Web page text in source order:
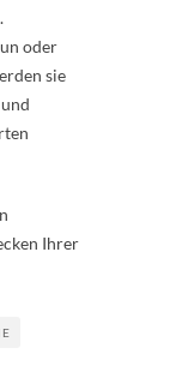
oder
sie
Ihrer